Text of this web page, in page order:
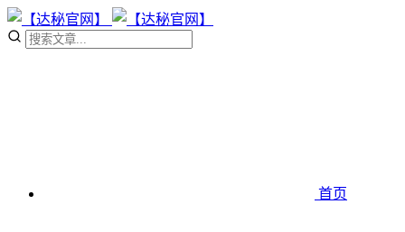
首页